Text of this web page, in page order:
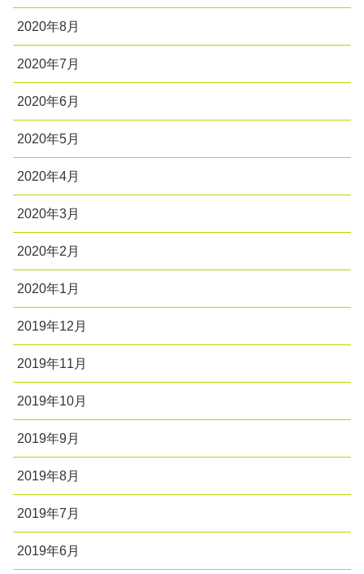
2020年8月
2020年7月
2020年6月
2020年5月
2020年4月
2020年3月
2020年2月
2020年1月
2019年12月
2019年11月
2019年10月
2019年9月
2019年8月
2019年7月
2019年6月